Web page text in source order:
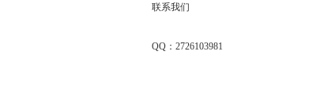
联系我们
QQ：2726103981